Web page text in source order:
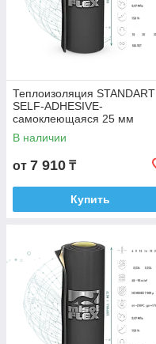
Теплоизоляция STANDART
SELF-ADHESIVE-
самоклеющаяся 25 мм
В наличии
от 7 910 ₸
Купить